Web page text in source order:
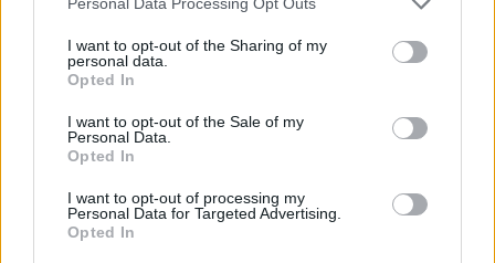
I want to opt-out of the Sharing of my
personal data.
Opted In
I want to opt-out of the Sale of my
Personal Data.
Opted In
I want to opt-out of processing my
Personal Data for Targeted Advertising.
Opted In